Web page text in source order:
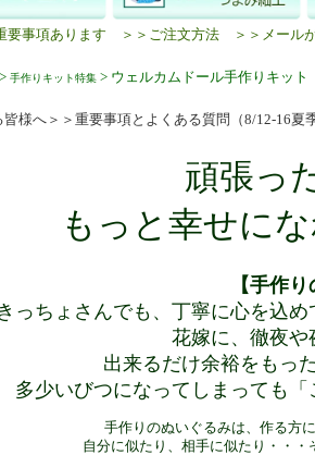
要事項あります ＞＞ご注文方法 ＞＞メール
手作りキット特集 > ウェルカムドール手作りキット
様へ＞＞重要事項とよくある質問（8/12-16夏
頑張っ
もっと幸せに
【手作り
っちょさんでも、丁寧に心を込め
花嫁に、徹夜や
出来るだけ余裕をもっ
多少いびつになってしまっても
手作りのぬいぐるみは、作る方
自分に似たり、相手に似たり・・・